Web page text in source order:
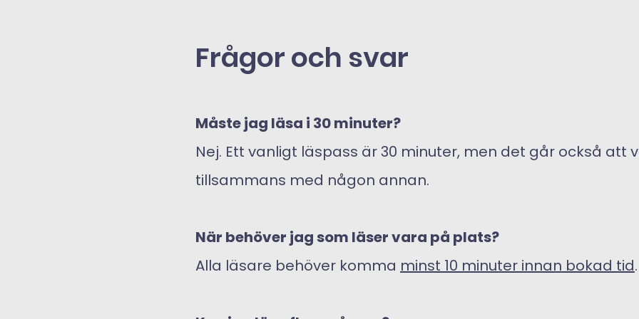
Frågor och svar
Måste jag läsa i 30 minuter?
Nej. Ett vanligt läspass är 30 minuter, men det går också att
tillsammans med någon annan.
När behöver jag som läser vara på plats?
Alla läsare behöver komma minst 10 minuter innan bokad tid.